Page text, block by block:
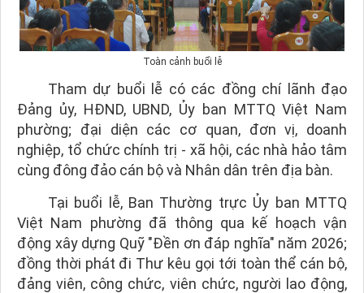
Toàn cảnh buổi lễ
Tham dự buổi lễ có các đồng chí lãnh đạo
Đảng ủy, HĐND, UBND, Ủy ban MTTQ Việt Nam
phường; đại diện các cơ quan, đơn vị, doanh
nghiệp, tổ chức chính trị - xã hội, các nhà hảo tâm
cùng đông đảo cán bộ và Nhân dân trên địa bàn.
Tại buổi lễ, Ban Thường trực Ủy ban MTTQ
Việt Nam phường đã thông qua kế hoạch vận
động xây dựng Quỹ "Đền ơn đáp nghĩa" năm 2026;
đồng thời phát đi Thư kêu gọi tới toàn thể cán bộ,
đảng viên, công chức, viên chức, người lao động,